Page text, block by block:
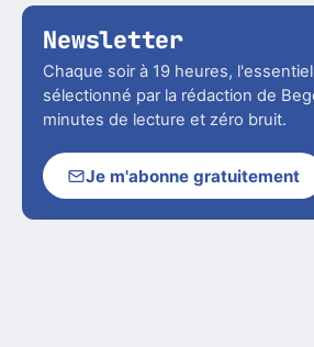
Newsletter
Chaque soir à 19 heures,
sélectionné par la rédaction de
minutes de lecture et zéro bruit.
Je m'abonne gratuitement